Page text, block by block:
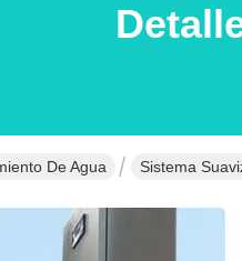
De Agua Sistema